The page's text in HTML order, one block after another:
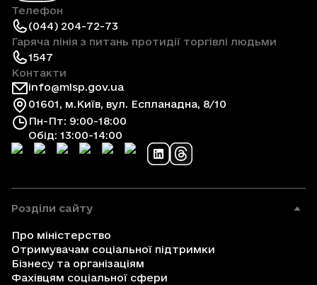
Телефон
(044) 204-72-73
Гаряча лінія з питань протидії торгівлі людьми
1547
Контакти
info@mlsp.gov.ua
01601, м.Київ, вул. Еспланадна, 8/10
Пн-Пт: 9:00-18:00
Обід: 13:00-14:00
Розділи сайту
Про міністерство
Отримувачам соціальної підтримки
Бізнесу та організаціям
Фахівцям соціальної сфери